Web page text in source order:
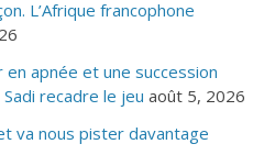
L’Afrique francophone
apnée et une succession
recadre le jeu août 5, 2026
va nous pister davantage